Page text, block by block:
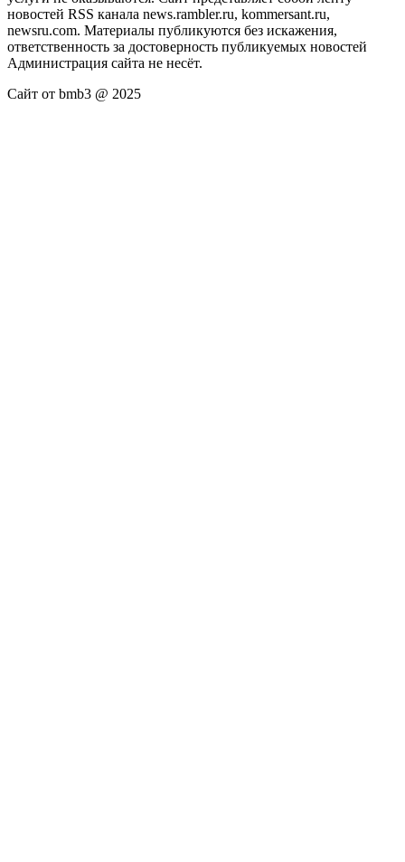
новостей RSS канала news.rambler.ru, kommersant.ru,
newsru.com. Материалы публикуются без искажения,
ответственность за достоверность публикуемых новостей
Администрация сайта не несёт.
Сайт от bmb3 @ 2025